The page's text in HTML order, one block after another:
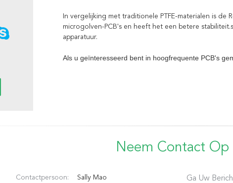
In vergelijking met traditionele PTFE-materialen is
microgolven-PCB's en heeft het een betere
apparatuur.
Als u geïnteresseerd bent in hoogfrequente PCB's
Neem Contact
Contactpersoon: Sally Mao Ga Uw